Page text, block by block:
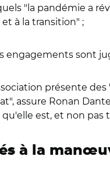
"la pandémie a
à la transition" ;
engagements sont
présente
assure Ronan
est, et non pas
à la